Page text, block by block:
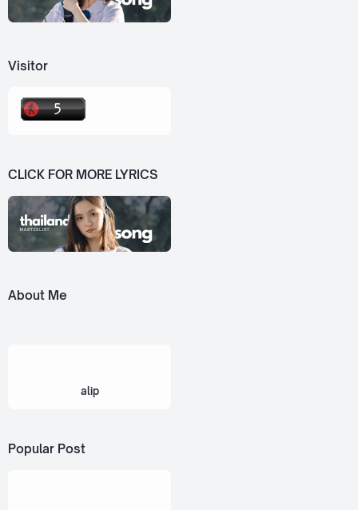
Visitor
CLICK FOR MORE LYRICS
About Me
alip
Popular Post